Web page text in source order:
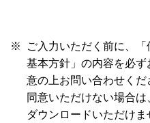
ご入力いただく前に、
基本方針」の内容を必
意の上お問い合わせくだ
同意いただけない場合
ダウンロードいただけま